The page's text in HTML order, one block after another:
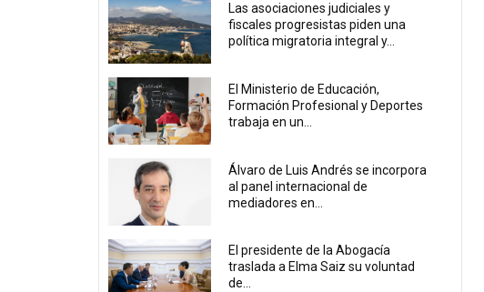
Las asociaciones judiciales y
fiscales progresistas piden una
política migratoria integral y...
El Ministerio de Educación,
Formación Profesional y Deportes
trabaja en un...
Álvaro de Luis Andrés se incorpora
al panel internacional de
mediadores en...
El presidente de la Abogacía
traslada a Elma Saiz su voluntad
de...